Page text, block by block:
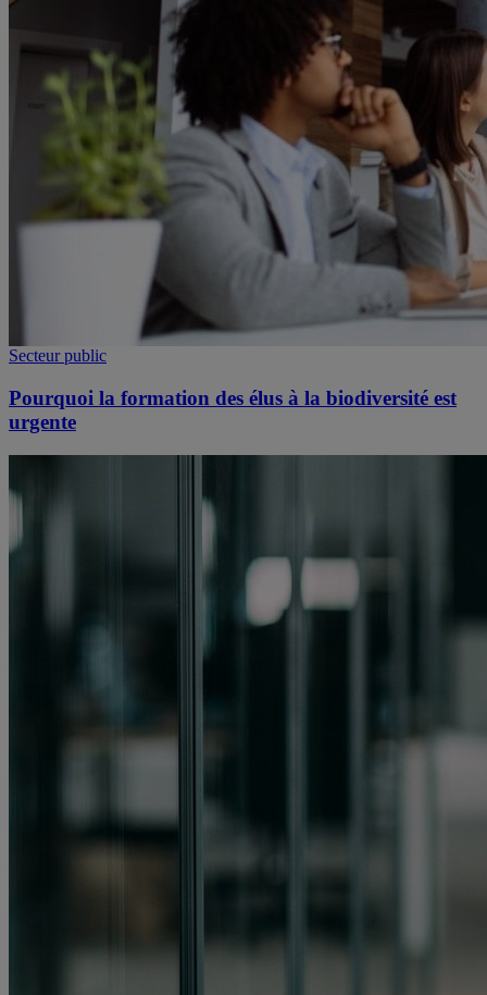
Secteur public
Pourquoi la formation des élus à la biodiversité est
urgente